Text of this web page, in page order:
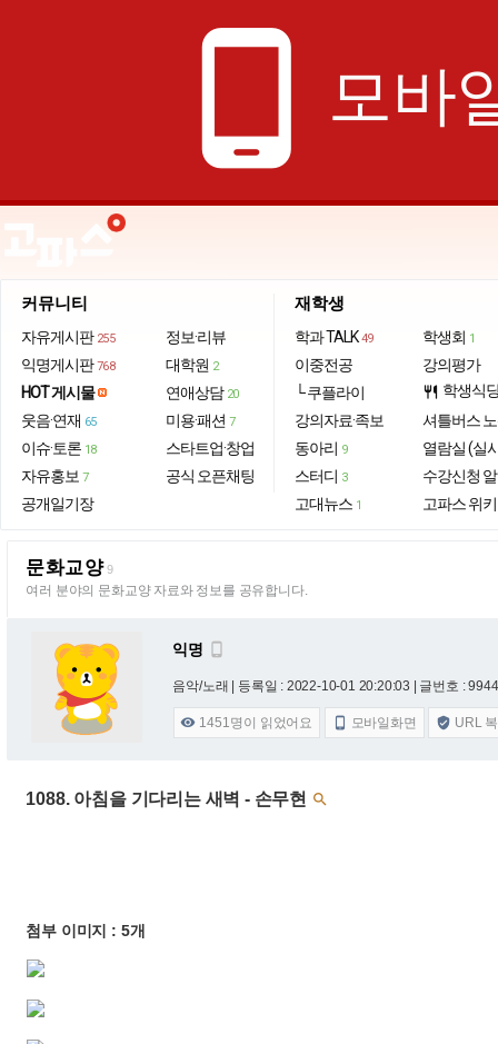
phone_android 모바
커뮤니티
자유게시판 255
익명게시판 768
HOT 게시물
웃음·연재 65
이슈·토론 18
자유홍보 7
공개일기장
정보·리뷰
대학원 2
연애상담 20
미용·패션 7
스타트업·창업
공식 오픈채팅
재학생
학과 TALK 49
이중전공
└ 쿠플라이
강의자료·족보
동아리 9
스터디 3
고대뉴스 1
학생회 1
강의평가
restaurant 학생식
셔틀버스
열람실 (실
수강신청
고파스 위키
문화교양 9
여러 분야의 문화교양 자료와 정보를 공유합니다.
익명 
음악/노래 | 등록일 : 2022-10-01 20:20:03 | 글번호 :
 1451명이 읽었어요  모바일화면  URL
1088. 아침을 기다리는 새벽 - 손무현 
첨부 이미지 : 5개